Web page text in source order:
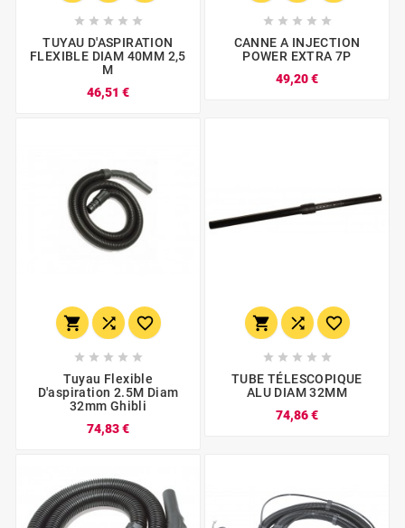
    
TUYAU D'ASPIRATION
FLEXIBLE DIAM 40MM 2,5
M
46,51 €
    
CANNE A INJECTION
POWER EXTRA 7P
49,20 €
  
    
Tuyau Flexible
D'aspiration 2.5M Diam
32mm Ghibli
74,83 €
  
    
TUBE TÉLESCOPIQUE
ALU DIAM 32MM
74,86 €